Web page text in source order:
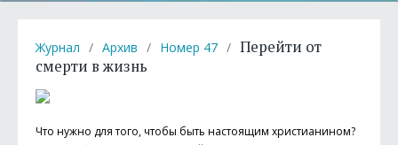
Журнал / Архив / Номер 47 / Перейти от
смерти в жизнь
Что нужно для того, чтобы быть настоящим христианином?